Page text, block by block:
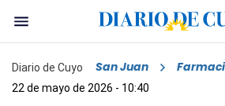
Diario de Cuyo San Juan
22 de mayo de 2026 - 10:40